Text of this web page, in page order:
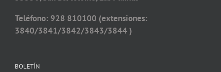
Teléfono: 928 810100 (extensiones:
3840/3841/3842/3843/3844 )
BOLETÍN